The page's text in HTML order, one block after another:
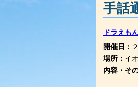
手話
ドラえも
開催日：
場所： イ
内容・そ